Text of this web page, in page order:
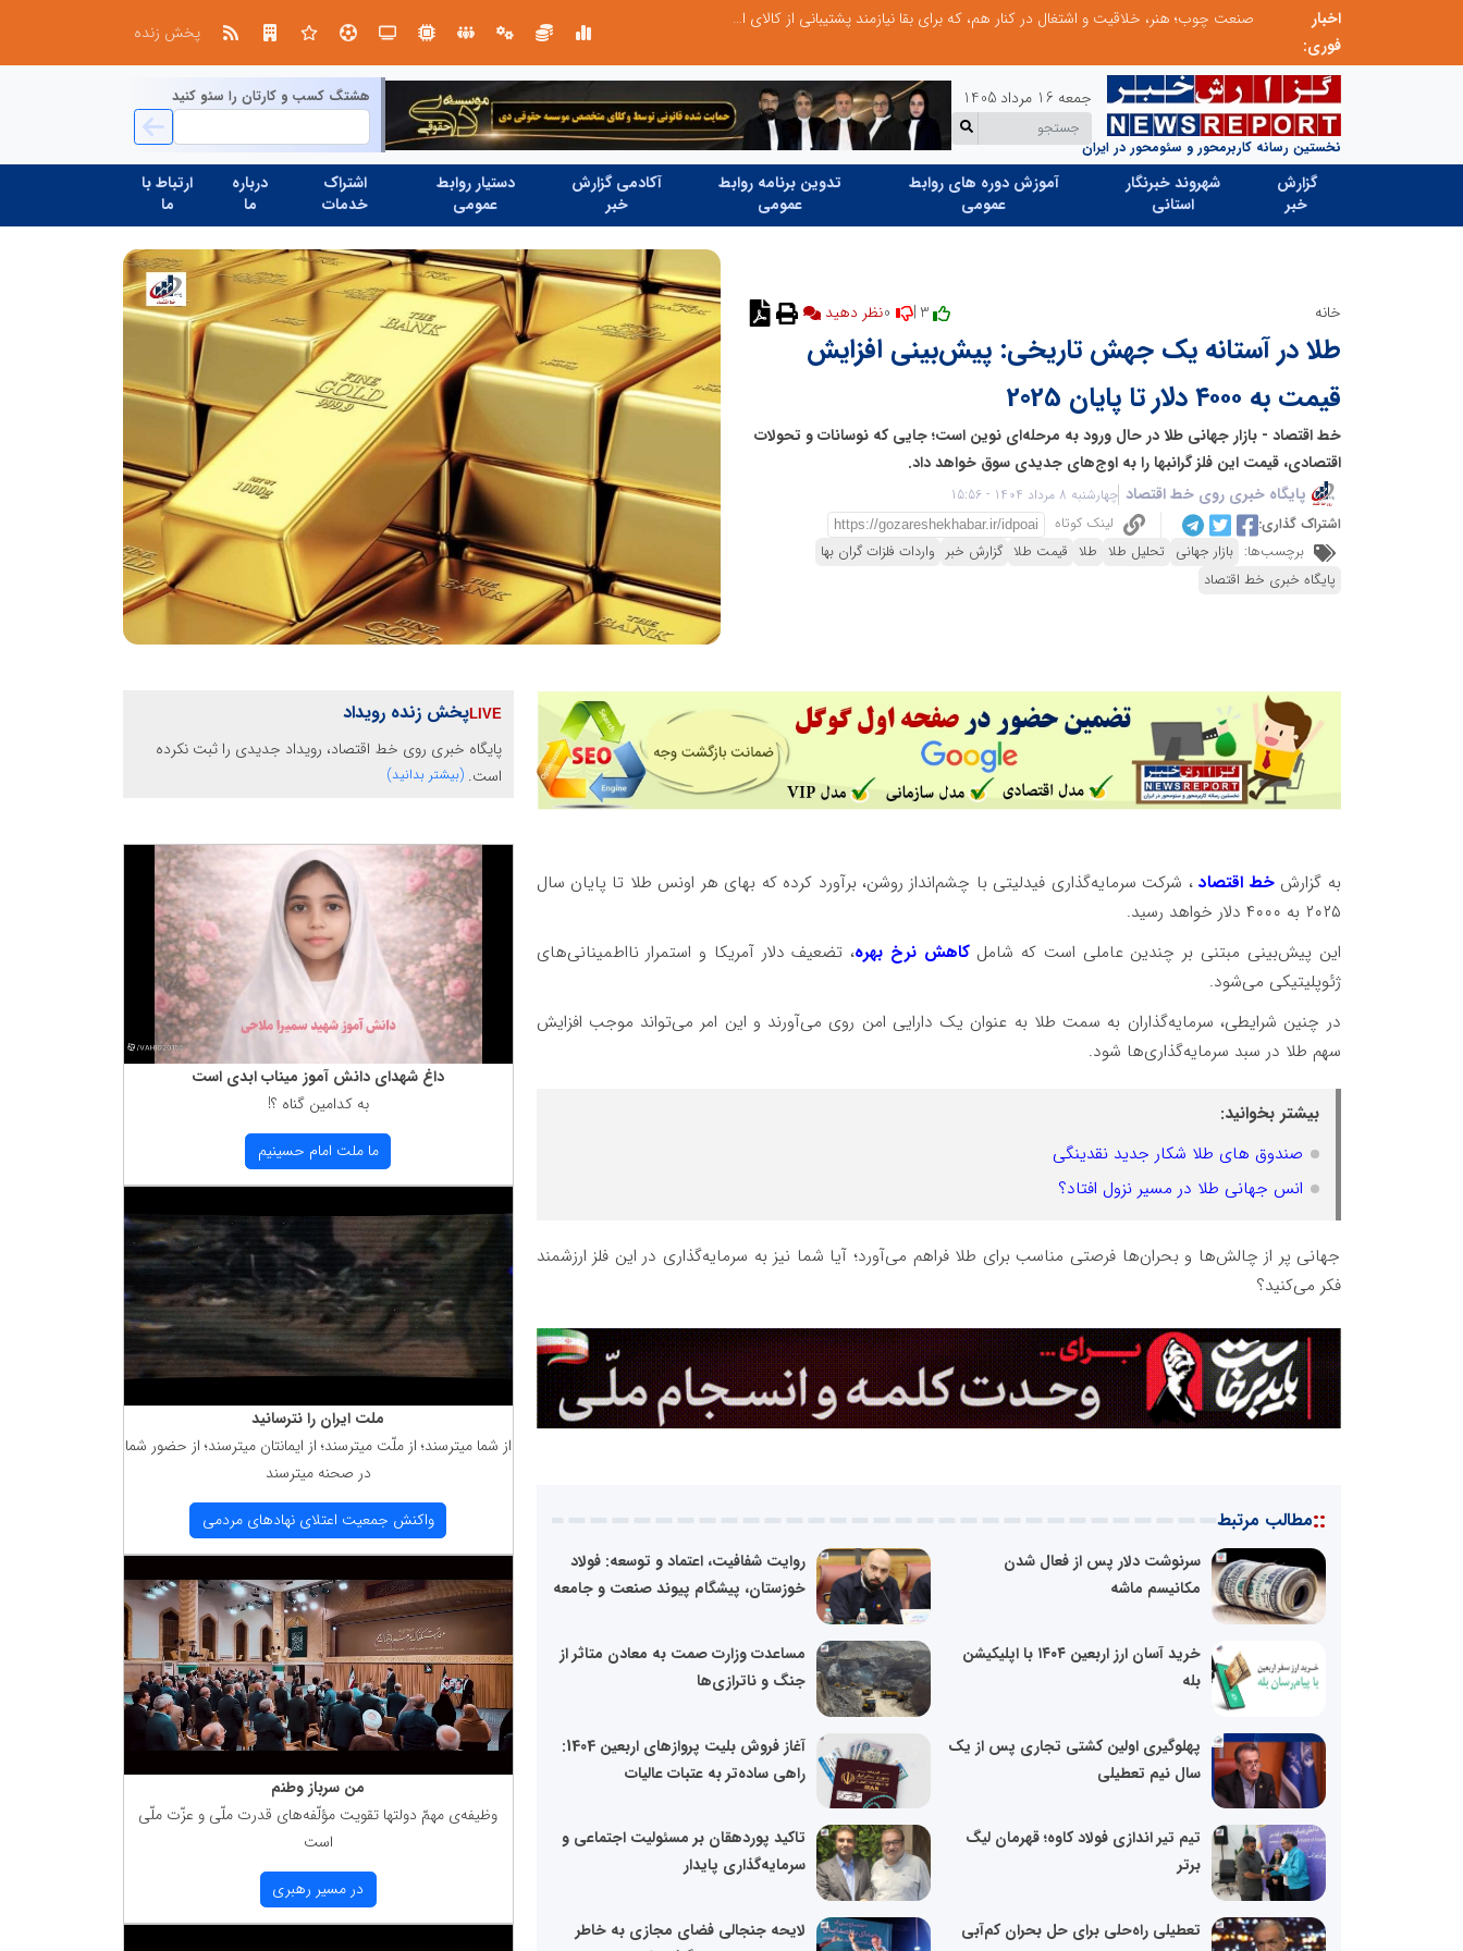
اخبار
فوری:
صنعت چوب؛ هنر، خلاقیت و اشتغال در کنار هم، که برای بقا نیازمند پشتیبانی از کالای ایرانی است
پخش زنده
نخستین رسانه کاربرمحور و سئومحور در ایران
جمعه 16 مرداد 1405 هشتگ کسب و کارتان را سئو کنید
گزارش
خبر
شهروند خبرنگار
استانی
آموزش دوره های روابط
عمومی
تدوین برنامه روابط
عمومی
آکادمی گزارش
خبر
دستیار روابط
عمومی
اشتراک
خدمات
درباره
ما
ارتباط با
ما
خانه 3 |
طلا در آستانه یک جهش تاریخی: پیش‌بینی افزایش
قیمت به ۴۰۰۰ دلار تا پایان 2025
خط اقتصاد - بازار جهانی طلا در حال ورود به مرحله‌ای نوین است؛ جایی که نوسانات و تحولات
اقتصادی، قیمت این فلز گرانبها را به اوج‌های جدیدی سوق خواهد داد.
پایگاه خبری روی خط اقتصاد چهارشنبه 8 مرداد 1404 - 15:56
اشتراک گذاری:
لینک کوتاه
برچسب‌ها: بازار جهانی تحلیل طلا طلا قیمت طلا گزارش خبر واردات فلزات گران بها
پایگاه خبری خط اقتصاد
به گزارش خط اقتصاد، شرکت سرمایه‌گذاری فیدلیتی با چشم‌انداز روشن، برآورد کرده که بهای هر اونس طلا تا پایان سال
۲۰۲۵ به ۴۰۰۰ دلار خواهد رسید.
این پیش‌بینی مبتنی بر چندین عاملی است که شامل کاهش نرخ بهره، تضعیف دلار آمریکا و استمرار نااطمینانی‌های
ژئوپلیتیکی می‌شود.
در چنین شرایطی، سرمایه‌گذاران به سمت طلا به عنوان یک دارایی امن روی می‌آورند و این امر می‌تواند موجب افزایش
سهم طلا در سبد سرمایه‌گذاری‌ها شود.
بیشتر بخوانید:
صندوق های طلا شکار جدید نقدینگی
انس جهانی طلا در مسیر نزول افتاد؟
جهانی پر از چالش‌ها و بحران‌ها فرصتی مناسب برای طلا فراهم می‌آورد؛ آیا شما نیز به سرمایه‌گذاری در این فلز ارزشمند
فکر می‌کنید؟
::مطالب مرتبط
سرنوشت دلار پس از فعال شدن
مکانیسم ماشه
روایت شفافیت، اعتماد و توسعه: فولاد
خوزستان، پیشگام پیوند صنعت و جامعه
خرید آسان ارز اربعین ۱۴۰۴ با اپلیکیشن
بله
مساعدت وزارت صمت به معادن متاثر از
جنگ‌‌ و ناترازی‌ها
پهلوگیری اولین کشتی تجاری پس از یک
سال نیم تعطیلی
آغاز فروش بلیت پروازهای اربعین 1404:
راهی ساده‌تر به عتبات عالیات
تیم تیر اندازی فولاد کاوه؛ قهرمان لیگ
برتر
تاکید پوردهقان بر مسئولیت اجتماعی و
سرمایه‌گذاری پایدار
تعطیلی راه‌حلی برای حل بحران کم‌آبی
لایحه جنجالی فضای مجازی به خاطر
پخش زنده رویداد
پایگاه خبری روی خط اقتصاد، رویداد جدیدی را ثبت نکرده
است. (بیشتر بدانید)
داغ شهدای دانش آموز میناب ابدی است
به كدامین گناه ؟!
ما ملت امام حسینیم
ملت ایران را نترسانید
از شما میترسند؛ از ملّت میترسند؛ از ایمانتان میترسند؛ از حضور شما
در صحنه میترسند
واكنش جمعیت اعتلای نهادهای مردمی
من سرباز وطنم
وظیفه‌ی مهمّ دولتها تقویت مؤلّفه‌های قدرت ملّی و عزّت ملّی
است
در مسیر رهبری